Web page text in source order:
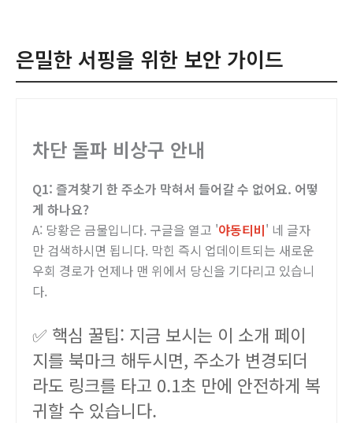
은밀한 서핑을 위한 보안 가이드
차단 돌파 비상구 안내
Q1: 즐겨찾기 한 주소가 막혀서 들어갈 수 없어요. 어떻
게 하나요?
A: 당황은 금물입니다. 구글을 열고 '야동티비' 네 글자
만 검색하시면 됩니다. 막힌 즉시 업데이트되는 새로운
우회 경로가 언제나 맨 위에서 당신을 기다리고 있습니
다.
✅ 핵심 꿀팁: 지금 보시는 이 소개 페이
지를 북마크 해두시면, 주소가 변경되더
라도 링크를 타고 0.1초 만에 안전하게 복
귀할 수 있습니다.